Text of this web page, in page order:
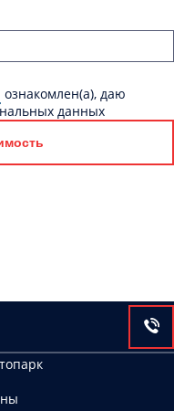
ознакомлен(а), даю
данных